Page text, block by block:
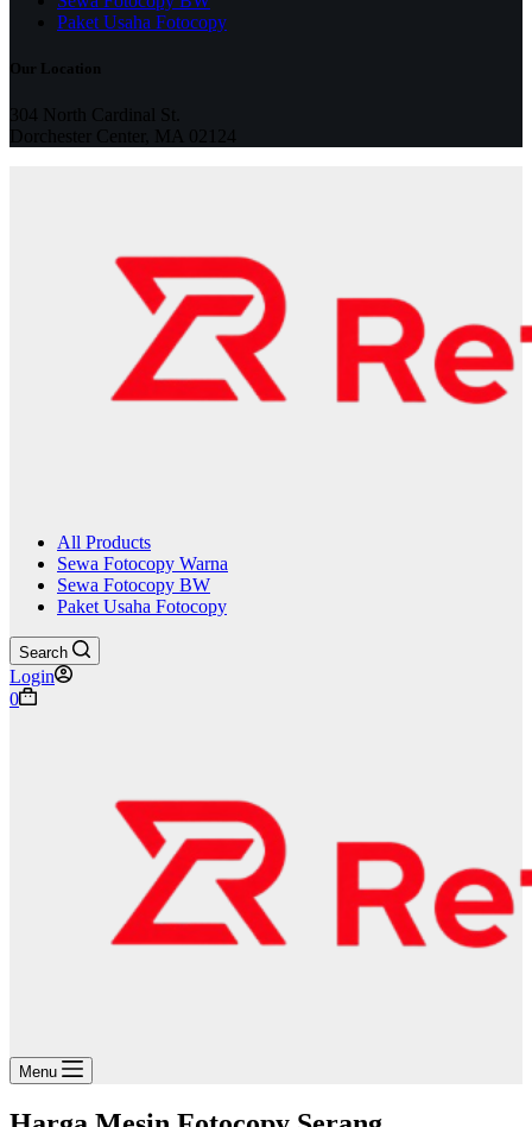
Paket Usaha Fotocopy
Our Location
304 North Cardinal St.
Dorchester Center, MA 02124
All Products
Sewa Fotocopy Warna
Sewa Fotocopy BW
Paket Usaha Fotocopy
Search
Login
Shopping
0
Menu